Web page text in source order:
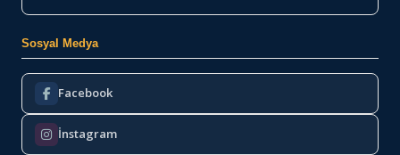
Sosyal Medya
Facebook
İnstagram